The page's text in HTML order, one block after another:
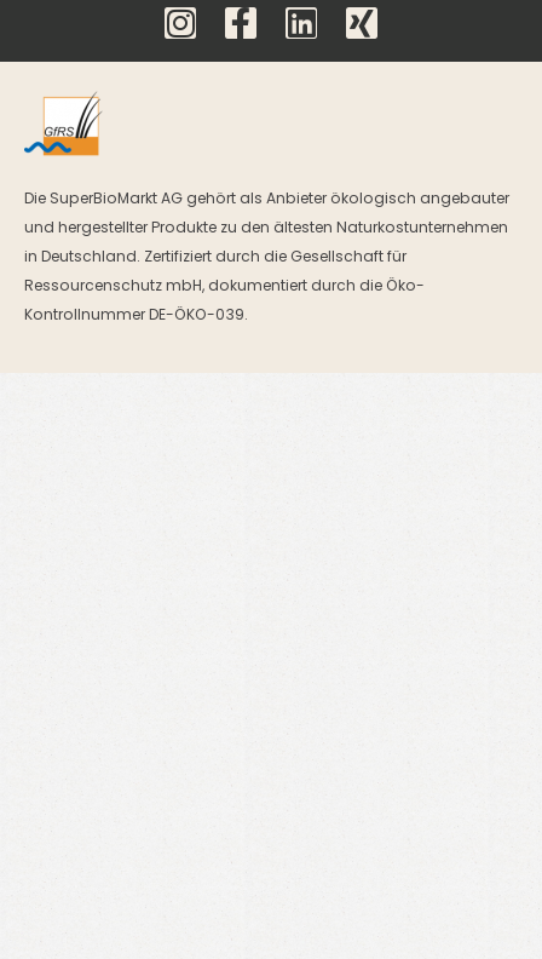
Die SuperBioMarkt AG gehört als Anbieter ökologisch angebauter
und hergestellter Produkte zu den ältesten Naturkostunternehmen
in Deutschland. Zertifiziert durch die Gesellschaft für
Ressourcenschutz mbH, dokumentiert durch die Öko-
Kontrollnummer DE-ÖKO-039.